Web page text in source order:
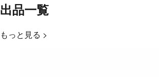
出品一覧
もっと見る >